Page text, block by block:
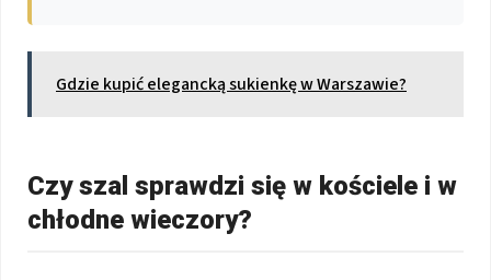
Gdzie kupić elegancką sukienkę w Warszawie?
Czy szal sprawdzi się w kościele i w
chłodne wieczory?